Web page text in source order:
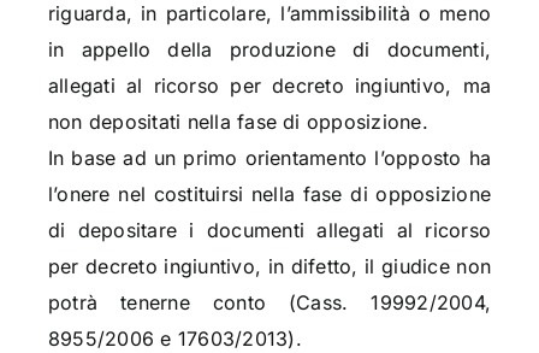
riguarda, in particolare, l’ammissibilità o meno
in appello della produzione di documenti,
allegati al ricorso per decreto ingiuntivo, ma
non depositati nella fase di opposizione.
In base ad un primo orientamento l’opposto ha
l’onere nel costituirsi nella fase di opposizione
di depositare i documenti allegati al ricorso
per decreto ingiuntivo, in difetto, il giudice non
potrà tenerne conto (Cass. 19992/2004,
8955/2006 e 17603/2013).